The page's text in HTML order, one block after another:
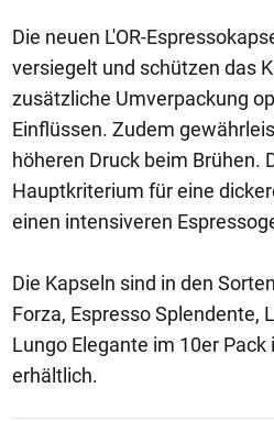
Die neuen L'OR-
versiegelt und schützen das
zusätzliche Umverpackung
Einflüssen. Zudem
höheren Druck beim Brühen.
Hauptkriterium für eine
einen intensiveren
Die Kapseln sind in den
Forza, Espresso Splendente,
Lungo Elegante im 10er Pack
erhältlich.